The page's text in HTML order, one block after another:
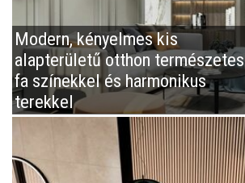
Modern, kényelmes kis
alapterületű otthon természetes
fa színekkel és harmonikus
terekkel